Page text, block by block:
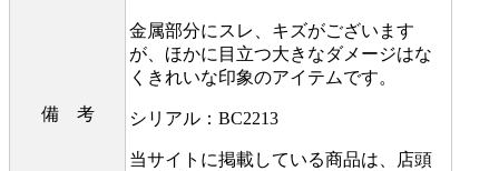
備 考
金属部分にスレ、キズがございます
が、ほかに目立つ大きなダメージはな
くきれいな印象のアイテムです。
シリアル：BC2213
当サイトに掲載している商品は、店頭